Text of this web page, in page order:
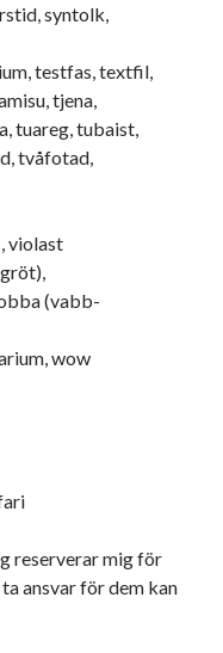
syntolk,
testfas, textfil,
tjena,
tuareg, tubaist,
tvåfotad,
violast
(vabb-
wow
reserverar mig för
ansvar för dem kan